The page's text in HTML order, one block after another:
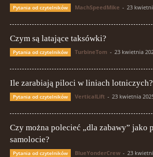
Pytania od czytelników MachSpeedMike - 23
Czym są latające taksówki?
Pytania od czytelników TurbineTom - 23 kwietnia
Ile zarabiają piloci w liniach lotniczych?
Pytania od czytelników VerticalLift - 23 kwietnia
Czy można polecieć „dla zabawy” jako
samolocie?
Pytania od czytelników BlueYonderCrew - 23